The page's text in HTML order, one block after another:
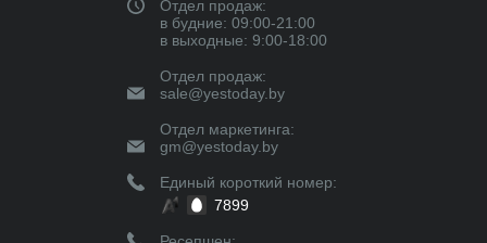
Отдел продаж:
в будние: 09:00-21:00
в выходные: 9:00-18:00
Отдел продаж:
sale@yestoday.by
Отдел маркетинга:
gm@yestoday.by
Единый короткий номер:
7899